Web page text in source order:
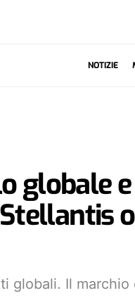
NOTIZIE
globale
globali. Il marchio